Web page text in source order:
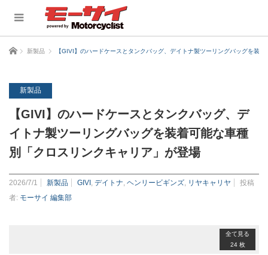
ホーム 新製品 【GIVI】のハードケースとタンクバッグ、デイトナ製ツーリングバッグを装
新製品
【GIVI】のハードケースとタンクバッグ、デ
イトナ製ツーリングバッグを装着可能な車種
別「クロスリンクキャリア」が登場
2026/7/1 新製品 GIVI デイトナ ヘンリービギンズ リヤキャリヤ
投稿
者: モーサイ 編集部
全て見る
24 枚